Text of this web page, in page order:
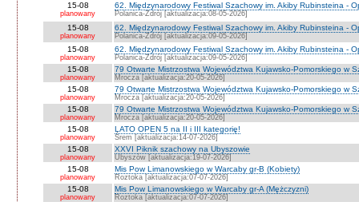
15-08
planowany
62. Międzynarodowy Festiwal Szachowy im. Akiby Rubinsteina -
Polanica-Zdrój [aktualizacja:08-05-2026]
15-08
planowany
62. Międzynarodowy Festiwal Szachowy im. Akiby Rubinsteina -
Polanica-Zdrój [aktualizacja:09-05-2026]
15-08
planowany
62. Międzynarodowy Festiwal Szachowy im. Akiby Rubinsteina -
Polanica-Zdrój [aktualizacja:09-05-2026]
15-08
planowany
79 Otwarte Mistrzostwa Województwa Kujawsko-Pomorskiego w
Mrocza [aktualizacja:20-05-2026]
15-08
planowany
79 Otwarte Mistrzostwa Województwa Kujawsko-Pomorskiego w
Mrocza [aktualizacja:20-05-2026]
15-08
planowany
79 Otwarte Mistrzostwa Województwa Kujawsko-Pomorskiego w
Mrocza [aktualizacja:20-05-2026]
15-08
planowany
LATO OPEN 5 na II i III kategorię!
Śrem [aktualizacja:14-07-2026]
15-08
planowany
XXVI Piknik szachowy na Ubyszowie
Ubyszów [aktualizacja:19-07-2026]
15-08
planowany
Mis Pow Limanowskiego w Warcaby gr-B (Kobiety)
Roztoka [aktualizacja:07-07-2026]
15-08
planowany
Mis Pow Limanowskiego w Warcaby gr-A (Mężczyzni)
Roztoka [aktualizacja:07-07-2026]